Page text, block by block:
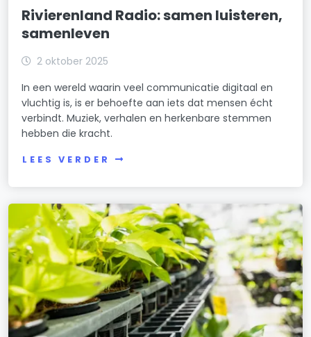
Rivierenland Radio: samen luisteren,
samenleven
2 oktober 2025
In een wereld waarin veel communicatie digitaal en
vluchtig is, is er behoefte aan iets dat mensen écht
verbindt. Muziek, verhalen en herkenbare stemmen
hebben die kracht.
LEES VERDER